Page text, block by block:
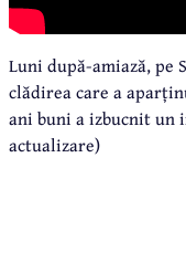
Luni după-amiază, pe
clădirea care a
ani buni a izbucnit un
actualizare)